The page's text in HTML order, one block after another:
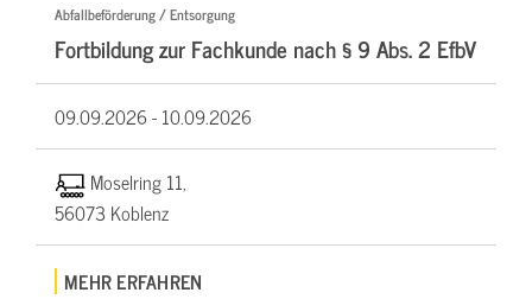
Abfallbeförderung / Entsorgung
Fortbildung zur Fachkunde nach § 9 Abs. 2 EfbV
09.09.2026 -10.09.2026
Moselring 11,
56073 Koblenz
MEHR ERFAHREN